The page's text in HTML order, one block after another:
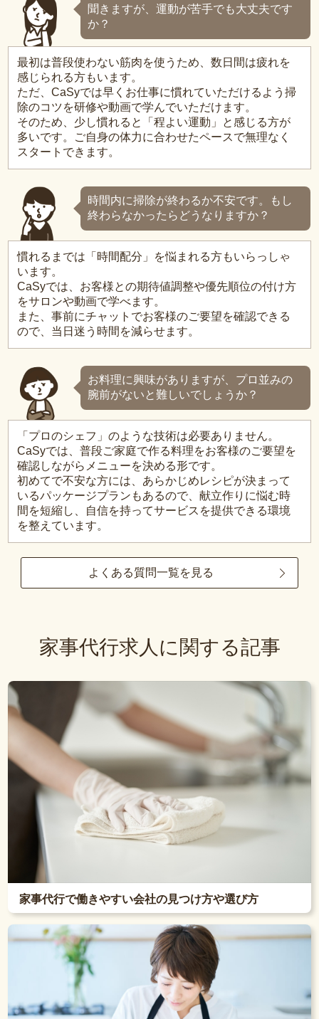
聞きますが、運動が苦手でも大丈夫です
か？
最初は普段使わない筋肉を使うため、数日間は疲れを
感じられる方もいます。
ただ、CaSyでは早くお仕事に慣れていただけるよう掃
除のコツを研修や動画で学んでいただけます。
そのため、少し慣れると「程よい運動」と感じる方が
多いです。ご自身の体力に合わせたペースで無理なく
スタートできます。
時間内に掃除が終わるか不安です。もし
終わらなかったらどうなりますか？
慣れるまでは「時間配分」を悩まれる方もいらっしゃ
います。
CaSyでは、お客様との期待値調整や優先順位の付け方
をサロンや動画で学べます。
また、事前にチャットでお客様のご要望を確認できる
ので、当日迷う時間を減らせます。
お料理に興味がありますが、プロ並みの
腕前がないと難しいでしょうか？
「プロのシェフ」のような技術は必要ありません。
CaSyでは、普段ご家庭で作る料理をお客様のご要望を
確認しながらメニューを決める形です。
初めてで不安な方には、あらかじめレシピが決まって
いるパッケージプランもあるので、献立作りに悩む時
間を短縮し、自信を持ってサービスを提供できる環境
を整えています。
よくある質問一覧を見る
家事代行求人に関する記事
家事代行で働きやすい会社の見つけ方や選び方